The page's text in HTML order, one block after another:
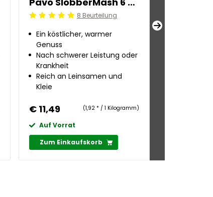
Beoordeling: 5/58 Beurteilung
Ein köstlicher, warmer
Genuss
Nach schwerer Leistung oder
Krankheit
Reich an Leinsamen und
Kleie
€ 11,49 (1,92 * / 1 Kilogramm)
Auf Vorrat
Zum Einkaufskorb